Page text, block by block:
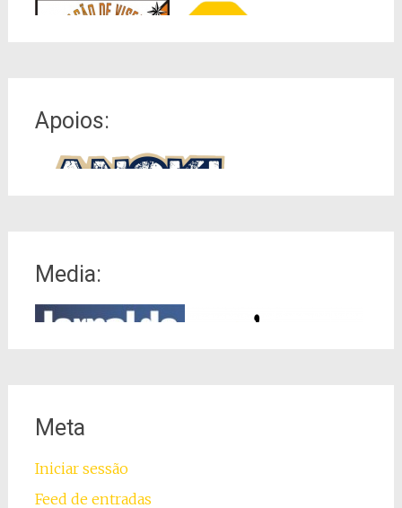
Apoios:
Media:
Meta
Iniciar sessão
Feed de entradas